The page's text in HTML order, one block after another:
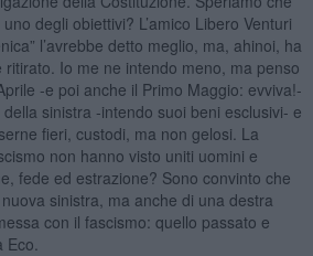
degli obiettivi? L’amico Libero Venturi
l’avrebbe detto meglio, ma, ahinoi, ha
ritirato. Io me ne intendo meno, ma penso
-e poi anche il Primo Maggio: evviva!-
sinistra -intendo suoi beni esclusivi- e
fieri, custodi, ma non gelosi. La
non hanno visto uniti uomini e
fede ed estrazione? Sono convinto che
sinistra, ma anche di una destra
con il fascismo: quello passato e